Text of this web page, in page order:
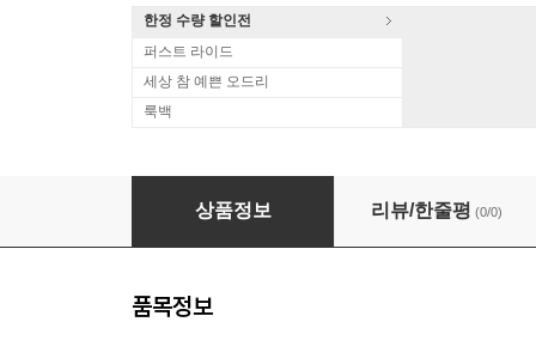
한정 수량 할인전
퍼스트 라이드
세상 참 예쁜 오드리
룩백
Kenny Dorham (케니 도햄) - The Complete
상품정보 리뷰/한줄평 (0/0)
품목정보